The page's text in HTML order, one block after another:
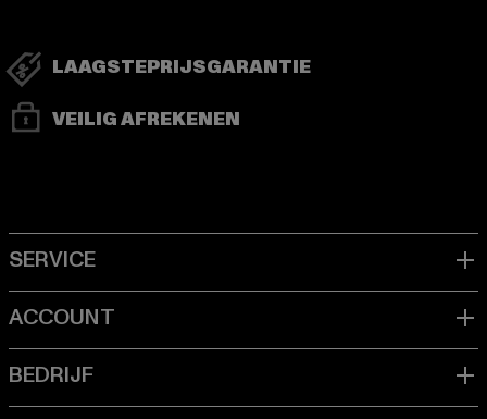
LAAGSTEPRIJSGARANTIE
VEILIG AFREKENEN